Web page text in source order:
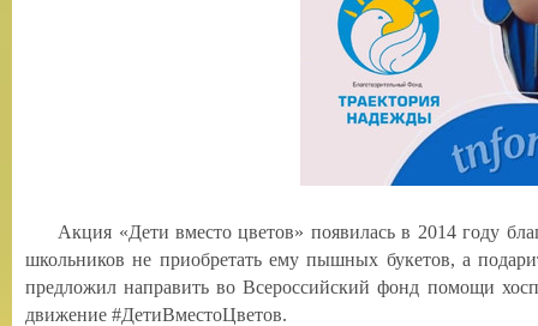
Акция «Дети вместо цветов» появилась в 2014 году
школьников не приобретать ему пышных букетов, а
предложил направить во Всероссийский фонд помощи
движение #ДетиВместоЦветов.